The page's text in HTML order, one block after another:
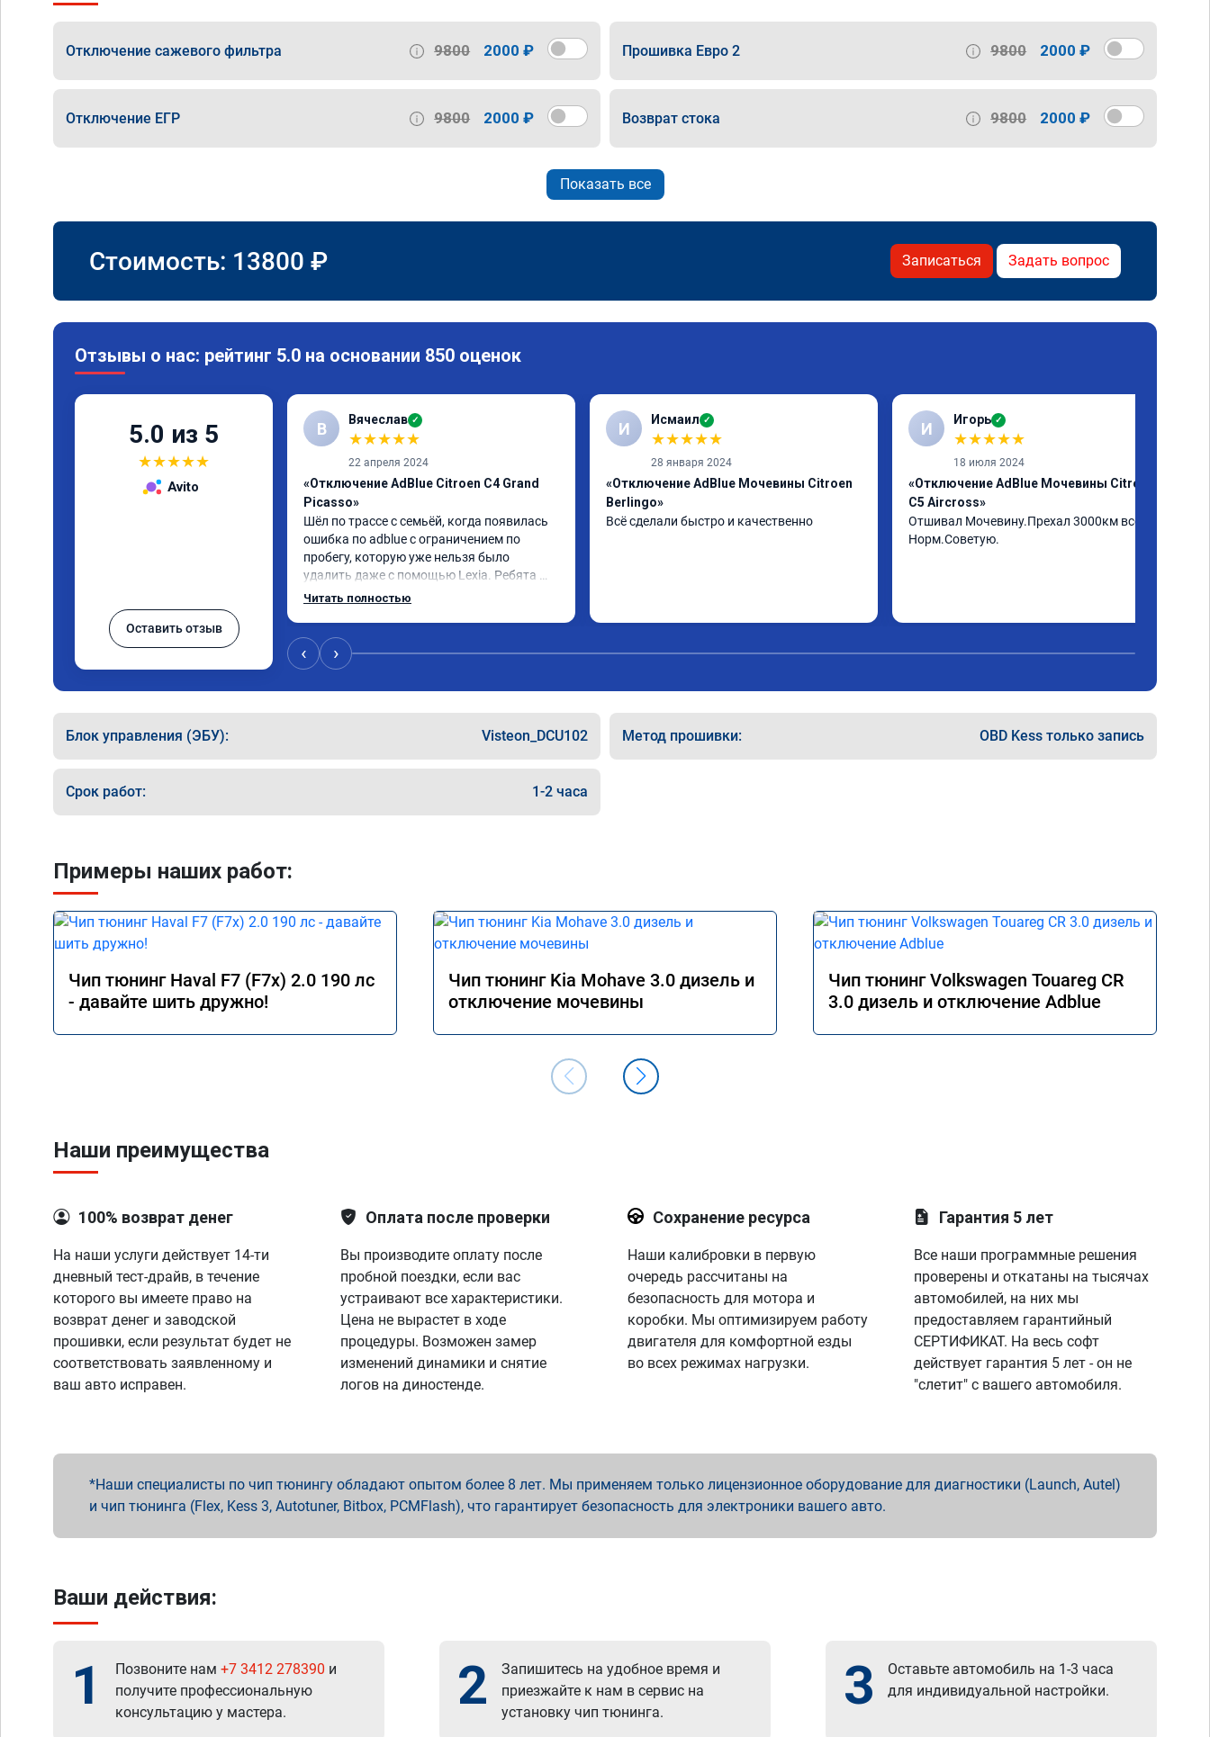
Отключение сажевого фильтра 9800 2000 ₽ Прошивка Евро 2 9800 2000 ₽
Отключение ЕГР 9800 2000 ₽ Возврат стока 9800 2000 ₽
Показать все
Стоимость: 13800 ₽ Записаться Задать вопрос
Отзывы о нас: рейтинг 5.0 на основании 850 оценок
5.0 из 5
★★★★★
Avito
Оставить отзыв
В Вячеслав ✓
★★★★★
22 апреля 2024
«Отключение AdBlue Citroen C4 Grand
Picasso»
Шёл по трассе с семьёй, когда появилась
ошибка по adblue с ограничением по
пробегу, которую уже нельзя было
удалить даже с помощью Lexia. Ребята
пошли навстречу, оперативно приняли и
Читать полностью
И Исмаил ✓
★★★★★
28 января 2024
«Отключение AdBlue Мочевины Citroen
Berlingo»
Всё сделали быстро и качественно
И Игорь ✓
★★★★★
18 июля 2024
«Отключение AdBlue Мочевины Citroen
C5 Aircross»
Отшивал Мочевину.Прехал 3000км всё
Норм.Советую.
‹ ›
Блок управления (ЭБУ): Visteon_DCU102 Метод прошивки: OBD Kess только запись
Срок работ: 1-2 часа
Примеры наших работ:
Чип тюнинг Haval F7 (F7x) 2.0 190 лс
- давайте шить дружно!
Чип тюнинг Kia Mohave 3.0 дизель и
отключение мочевины
Чип тюнинг Volkswagen Touareg CR
3.0 дизель и отключение Adblue
Наши преимущества
100% возврат денег
На наши услуги действует 14-ти
дневный тест-драйв, в течение
которого вы имеете право на
возврат денег и заводской
прошивки, если результат будет не
соответствовать заявленному и
ваш авто исправен.
Оплата после проверки
Вы производите оплату после
пробной поездки, если вас
устраивают все характеристики.
Цена не вырастет в ходе
процедуры. Возможен замер
изменений динамики и снятие
логов на диностенде.
Сохранение ресурса
Наши калибровки в первую
очередь рассчитаны на
безопасность для мотора и
коробки. Мы оптимизируем работу
двигателя для комфортной езды
во всех режимах нагрузки.
Гарантия 5 лет
Все наши программные решения
проверены и откатаны на тысячах
автомобилей, на них мы
предоставляем гарантийный
СЕРТИФИКАТ. На весь софт
действует гарантия 5 лет - он не
"слетит" с вашего автомобиля.
Наши специалисты по чип тюнингу обладают опытом более 8 лет. Мы применяем только лицензионное оборудование для диагностики (Launch, Autel)
и чип тюнинга (Flex, Kess 3, Autotuner, Bitbox, PCMFlash), что гарантирует безопасность для электроники вашего авто.
Ваши действия:
1 Позвоните нам +7 3412 278390 и
получите профессиональную
консультацию у мастера.
2
Запишитесь на удобное время и
приезжайте к нам в сервис на
установку чип тюнинга.
3
Оставьте автомобиль на 1-3 часа
для индивидуальной настройки.